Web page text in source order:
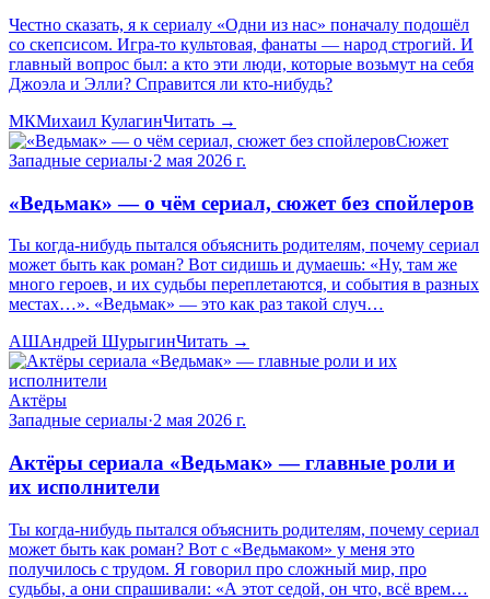
Честно сказать, я к сериалу «Одни из нас» поначалу подошёл
со скепсисом. Игра-то культовая, фанаты — народ строгий. И
главный вопрос был: а кто эти люди, которые возьмут на себя
Джоэла и Элли? Справится ли кто-нибудь?
МКМихаил КулагинЧитать →
Сюжет
Западные сериалы·2 мая 2026 г.
«Ведьмак» — о чём сериал, сюжет без спойлеров
Ты когда-нибудь пытался объяснить родителям, почему сериал
может быть как роман? Вот сидишь и думаешь: «Ну, там же
много героев, и их судьбы переплетаются, и события в разных
местах…». «Ведьмак» — это как раз такой случ…
АШАндрей ШурыгинЧитать →
Актёры
Западные сериалы·2 мая 2026 г.
Актёры сериала «Ведьмак» — главные роли и
их исполнители
Ты когда-нибудь пытался объяснить родителям, почему сериал
может быть как роман? Вот с «Ведьмаком» у меня это
получилось с трудом. Я говорил про сложный мир, про
судьбы, а они спрашивали: «А этот седой, он что, всё врем…